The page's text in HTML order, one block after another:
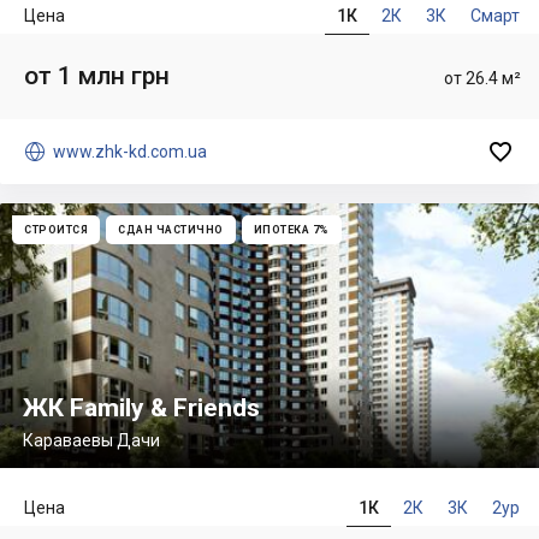
1К 2К 3К Смарт
Цена
от 26.4 м²
от 1 млн грн
 www.zhk-kd.com.ua 
СТРОИТСЯ СДАН ЧАСТИЧНО ИПОТЕКА 7%
ЖК Family & Friends
Караваевы Дачи
1К 2К 3К 2ур
Цена